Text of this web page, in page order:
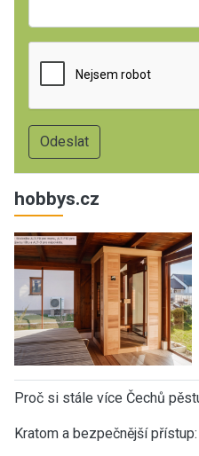
hobbys.cz
Proč si stále více Čechů
Kratom a bezpečnější